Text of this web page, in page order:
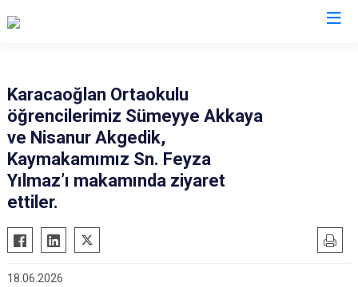
Aladağ
Ceyhan
Feke
İmamoğlu
Karaisalı
Karataş
Kozan
Saimbeyli
Tufanbeyli
Karacaoğlan Ortaokulu
öğrencilerimiz Sümeyye Akkaya
ve Nisanur Akgedik,
Kaymakamımız Sn. Feyza
Yılmaz’ı makamında ziyaret
ettiler.
18.06.2026